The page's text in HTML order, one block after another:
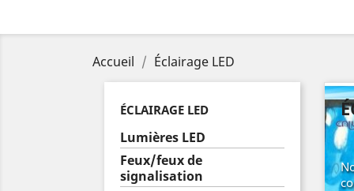
Accueil Éclairage LED
ÉCLAIRAGE LED
Lumières LED
Feux/feux de
signalisation